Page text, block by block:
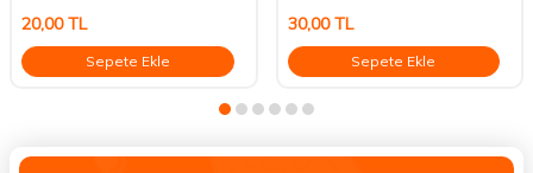
20,00TL
Sepete Ekle
30,00TL
Sepete Ekle